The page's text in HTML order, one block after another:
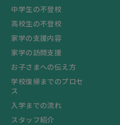
中学生の不登校
高校生の不登校
家学の支援内容
家学の訪問支援
お子さまへの伝え方
学校復帰までのプロセ
ス
入学までの流れ
スタッフ紹介